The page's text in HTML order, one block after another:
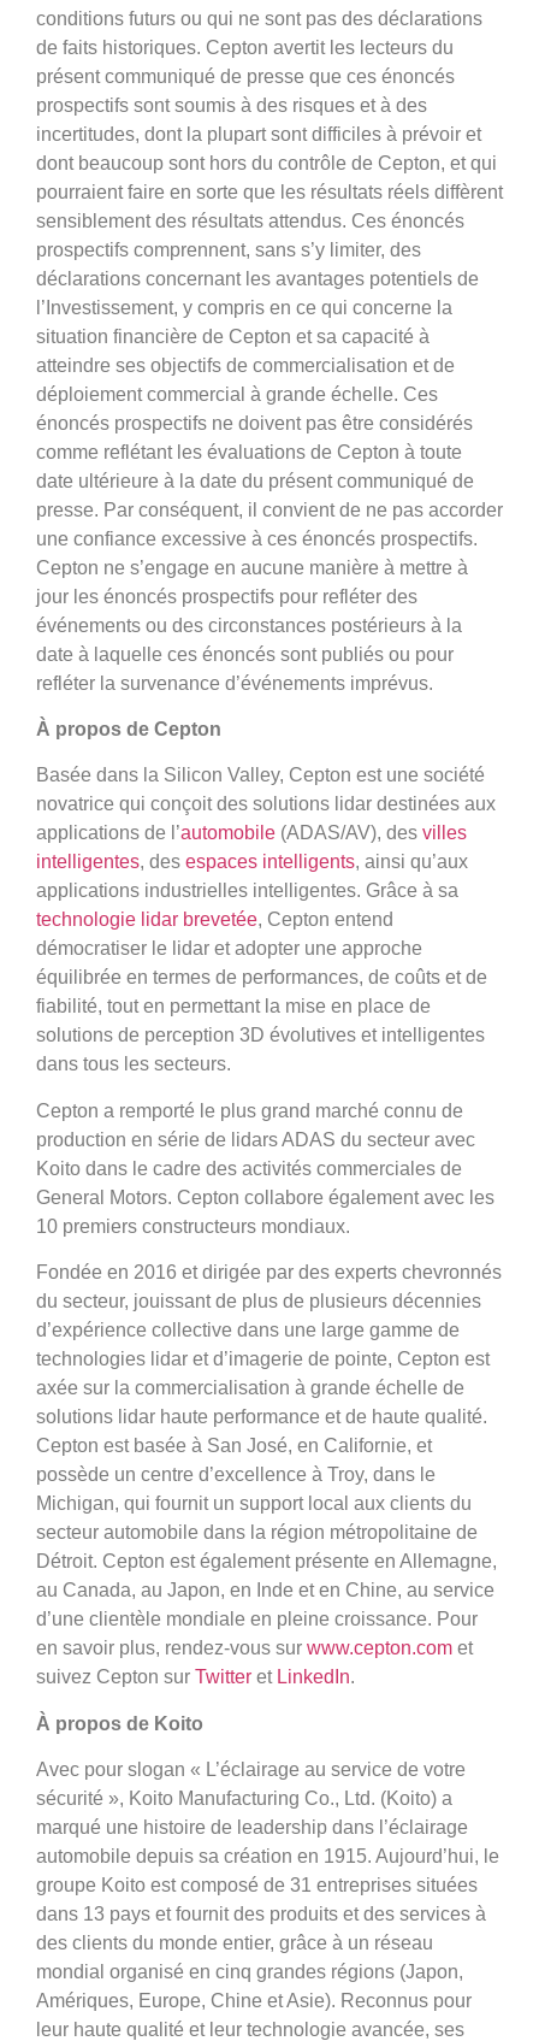
conditions futurs ou qui ne sont pas des déclarations
de faits historiques. Cepton avertit les lecteurs du
présent communiqué de presse que ces énoncés
prospectifs sont soumis à des risques et à des
incertitudes, dont la plupart sont difficiles à prévoir et
dont beaucoup sont hors du contrôle de Cepton, et qui
pourraient faire en sorte que les résultats réels diffèrent
sensiblement des résultats attendus. Ces énoncés
prospectifs comprennent, sans s’y limiter, des
déclarations concernant les avantages potentiels de
l’Investissement, y compris en ce qui concerne la
situation financière de Cepton et sa capacité à
atteindre ses objectifs de commercialisation et de
déploiement commercial à grande échelle. Ces
énoncés prospectifs ne doivent pas être considérés
comme reflétant les évaluations de Cepton à toute
date ultérieure à la date du présent communiqué de
presse. Par conséquent, il convient de ne pas accorder
une confiance excessive à ces énoncés prospectifs.
Cepton ne s’engage en aucune manière à mettre à
jour les énoncés prospectifs pour refléter des
événements ou des circonstances postérieurs à la
date à laquelle ces énoncés sont publiés ou pour
refléter la survenance d’événements imprévus.
À propos de Cepton
Basée dans la Silicon Valley, Cepton est une société
novatrice qui conçoit des solutions lidar destinées aux
applications de l’automobile (ADAS/AV), des villes
intelligentes, des espaces intelligents, ainsi qu’aux
applications industrielles intelligentes. Grâce à sa
technologie lidar brevetée, Cepton entend
démocratiser le lidar et adopter une approche
équilibrée en termes de performances, de coûts et de
fiabilité, tout en permettant la mise en place de
solutions de perception 3D évolutives et intelligentes
dans tous les secteurs.
Cepton a remporté le plus grand marché connu de
production en série de lidars ADAS du secteur avec
Koito dans le cadre des activités commerciales de
General Motors. Cepton collabore également avec les
10 premiers constructeurs mondiaux.
Fondée en 2016 et dirigée par des experts chevronnés
du secteur, jouissant de plus de plusieurs décennies
d’expérience collective dans une large gamme de
technologies lidar et d’imagerie de pointe, Cepton est
axée sur la commercialisation à grande échelle de
solutions lidar haute performance et de haute qualité.
Cepton est basée à San José, en Californie, et
possède un centre d’excellence à Troy, dans le
Michigan, qui fournit un support local aux clients du
secteur automobile dans la région métropolitaine de
Détroit. Cepton est également présente en Allemagne,
au Canada, au Japon, en Inde et en Chine, au service
d’une clientèle mondiale en pleine croissance. Pour
en savoir plus, rendez-vous sur www.cepton.com et
suivez Cepton sur Twitter et LinkedIn.
À propos de Koito
Avec pour slogan « L’éclairage au service de votre
sécurité », Koito Manufacturing Co., Ltd. (Koito) a
marqué une histoire de leadership dans l’éclairage
automobile depuis sa création en 1915. Aujourd’hui, le
groupe Koito est composé de 31 entreprises situées
dans 13 pays et fournit des produits et des services à
des clients du monde entier, grâce à un réseau
mondial organisé en cinq grandes régions (Japon,
Amériques, Europe, Chine et Asie). Reconnus pour
leur haute qualité et leur technologie avancée, ses